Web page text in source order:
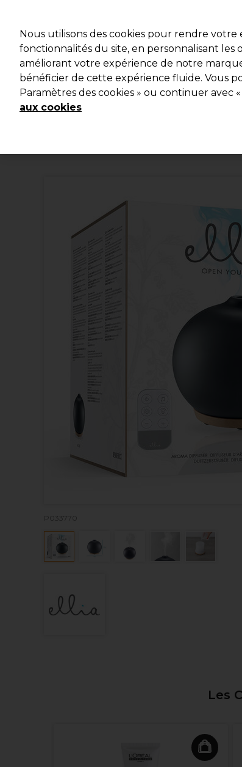
Marques Bons plans Coiffure Electro et
Livraison et délais
P033770
Les
Nous utilisons des cookies pour rendre
fonctionnalités du site, en personnalisant les
améliorant votre expérience de notre
bénéficier de cette expérience fluide. Vous
Paramètres des cookies » ou continuer avec
aux cookies